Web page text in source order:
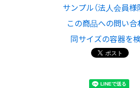
サンプル（法人会員様
この商品への問い合
同サイズの容器を